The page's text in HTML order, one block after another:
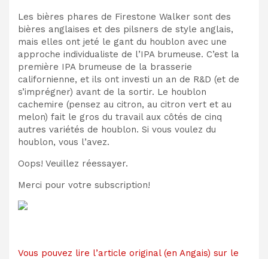
Les bières phares de Firestone Walker sont des
bières anglaises et des pilsners de style anglais,
mais elles ont jeté le gant du houblon avec une
approche individualiste de l’IPA brumeuse. C’est la
première IPA brumeuse de la brasserie
californienne, et ils ont investi un an de R&D (et de
s’imprégner) avant de la sortir. Le houblon
cachemire (pensez au citron, au citron vert et au
melon) fait le gros du travail aux côtés de cinq
autres variétés de houblon. Si vous voulez du
houblon, vous l’avez.
Oops! Veuillez réessayer.
Merci pour votre subscription!
Vous pouvez lire l’article original (en Angais) sur le